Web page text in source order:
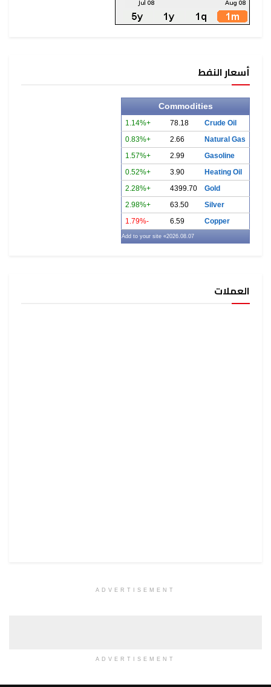
أسعار النفط
Commodities
Crude Oil
78.18
+1.14%
Natural Gas
2.66
+0.83%
Gasoline
2.99
+1.57%
Heating Oil
3.90
+0.52%
Gold
4399.70
+2.28%
Silver
63.50
+2.98%
Copper
6.59
-1.79%
2026.08.07
» Add to your site
العملات
ADVERTISEMENT
ADVERTISEMENT